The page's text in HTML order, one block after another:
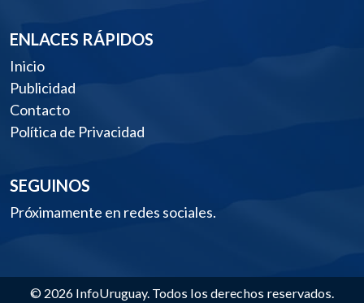
ENLACES RÁPIDOS
Inicio
Publicidad
Contacto
Política de Privacidad
SEGUINOS
Próximamente en redes sociales.
© 2026 InfoUruguay. Todos los derechos reservados.